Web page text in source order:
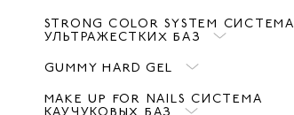
STRONG COLOR SYSTEM СИСТЕМА
УЛЬТРАЖЕСТКИХ БАЗ
GUMMY HARD GEL
MAKE UP FOR NAILS СИСТЕМА